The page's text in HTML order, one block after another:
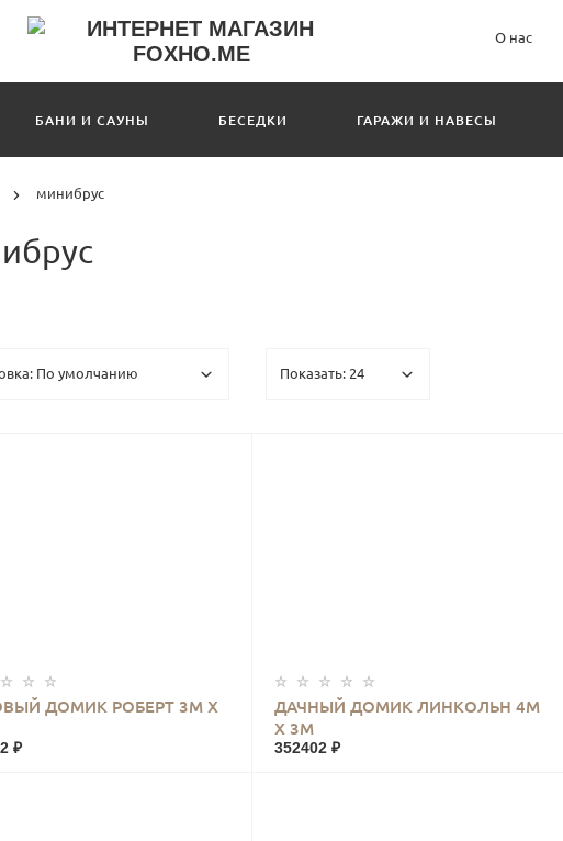
О нас
БАНИ И САУНЫ БЕСЕДКИ ГАРАЖИ И НАВЕСЫ
минибрус
ДОМИК РОБЕРТ 3М Х
₽
КУПИТЬ
ДАЧНЫЙ ДОМИК ЛИНКОЛЬН 4М
Х 3М
352402 ₽
КУПИТЬ